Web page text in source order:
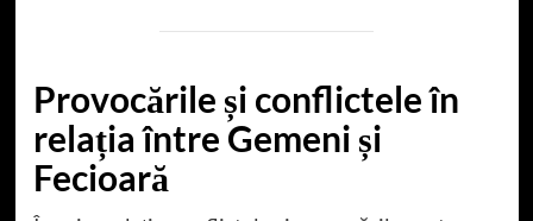
Provocările și conflictele în
relația între Gemeni și
Fecioară